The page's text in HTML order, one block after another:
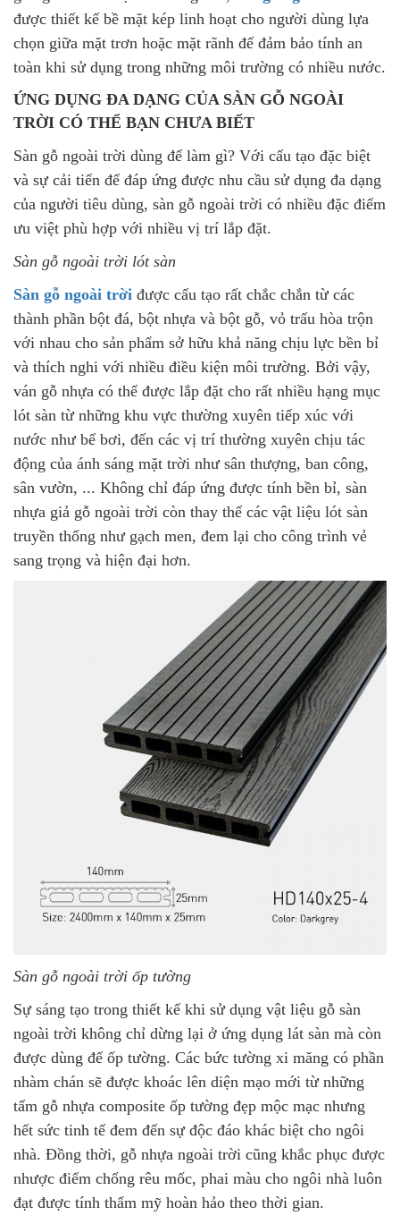
được thiết kế bề mặt kép linh hoạt cho người dùng lựa
chọn giữa mặt trơn hoặc mặt rãnh để đảm bảo tính an
toàn khi sử dụng trong những môi trường có nhiều nước.
ỨNG DỤNG ĐA DẠNG CỦA SÀN GỖ NGOÀI
TRỜI CÓ THỂ BẠN CHƯA BIẾT
Sàn gỗ ngoài trời dùng để làm gì? Với cấu tạo đặc biệt
và sự cải tiến để đáp ứng được nhu cầu sử dụng đa dạng
của người tiêu dùng, sàn gỗ ngoài trời có nhiều đặc điểm
ưu việt phù hợp với nhiều vị trí lắp đặt.
Sàn gỗ ngoài trời lót sàn
Sàn gỗ ngoài trời được cấu tạo rất chắc chắn từ các
thành phần bột đá, bột nhựa và bột gỗ, vỏ trấu hòa trộn
với nhau cho sản phẩm sở hữu khả năng chịu lực bền bỉ
và thích nghi với nhiều điều kiện môi trường. Bởi vậy,
ván gỗ nhựa có thể được lắp đặt cho rất nhiều hạng mục
lót sàn từ những khu vực thường xuyên tiếp xúc với
nước như bể bơi, đến các vị trí thường xuyên chịu tác
động của ánh sáng mặt trời như sân thượng, ban công,
sân vườn, ... Không chỉ đáp ứng được tính bền bỉ, sàn
nhựa giả gỗ ngoài trời còn thay thế các vật liệu lót sàn
truyền thống như gạch men, đem lại cho công trình vẻ
sang trọng và hiện đại hơn.
Sàn gỗ ngoài trời ốp tường
Sự sáng tạo trong thiết kế khi sử dụng vật liệu gỗ sàn
ngoài trời không chỉ dừng lại ở ứng dụng lát sàn mà còn
được dùng để ốp tường. Các bức tường xi măng có phần
nhàm chán sẽ được khoác lên diện mạo mới từ những
tấm gỗ nhựa composite ốp tường đẹp mộc mạc nhưng
hết sức tinh tế đem đến sự độc đáo khác biệt cho ngôi
nhà. Đồng thời, gỗ nhựa ngoài trời cũng khắc phục được
nhược điểm chống rêu mốc, phai màu cho ngôi nhà luôn
đạt được tính thẩm mỹ hoàn hảo theo thời gian.